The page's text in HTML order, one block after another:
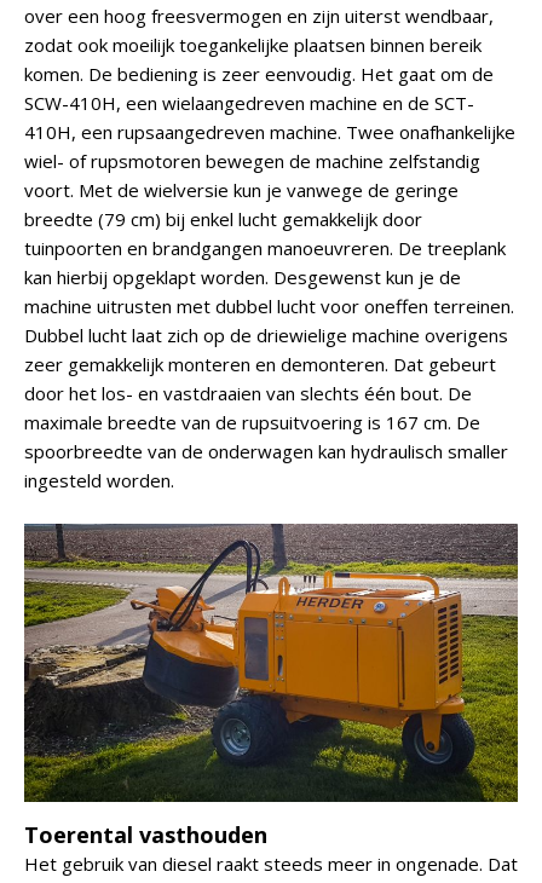
over een hoog freesvermogen en zijn uiterst wendbaar,
zodat ook moeilijk toegankelijke plaatsen binnen bereik
komen. De bediening is zeer eenvoudig. Het gaat om de
SCW-410H, een wielaangedreven machine en de SCT-
410H, een rupsaangedreven machine. Twee onafhankelijke
wiel- of rupsmotoren bewegen de machine zelfstandig
voort. Met de wielversie kun je vanwege de geringe
breedte (79 cm) bij enkel lucht gemakkelijk door
tuinpoorten en brandgangen manoeuvreren. De treeplank
kan hierbij opgeklapt worden. Desgewenst kun je de
machine uitrusten met dubbel lucht voor oneffen terreinen.
Dubbel lucht laat zich op de driewielige machine overigens
zeer gemakkelijk monteren en demonteren. Dat gebeurt
door het los- en vastdraaien van slechts één bout. De
maximale breedte van de rupsuitvoering is 167 cm. De
spoorbreedte van de onderwagen kan hydraulisch smaller
ingesteld worden.
Toerental vasthouden
Het gebruik van diesel raakt steeds meer in ongenade. Dat